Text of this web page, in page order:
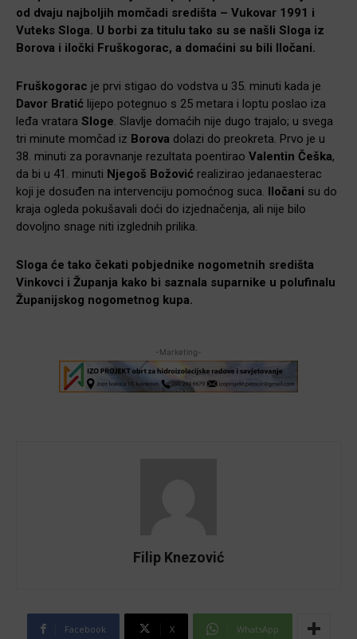
od dvaju najboljih momčadi središta – Vukovar 1991 i
Vuteks Sloga. U borbi za titulu tako su se našli Sloga iz
Borova i iločki Fruškogorac, a domaćini su bili Iločani.
Fruškogorac je prvi stigao do vodstva u 35. minuti kada je
Davor Bratić lijepo potegnuo s 25 metara i loptu poslao iza
leđa vratara Sloge . Slavlje domaćih nije dugo trajalo; u svega
tri minute momčad iz Borova dolazi do preokreta. Prvo je u
38. minuti za poravnanje rezultata poentirao Valentin Češka,
da bi u 41. minuti Njegoš Božović realizirao jedanaesterac
koji je dosuđen na intervenciju pomoćnog suca. Iločani su do
kraja ogleda pokušavali doći do izjednačenja, ali nije bilo
dovoljno snage niti izglednih prilika.
Sloga će tako čekati pobjednike nogometnih središta
Vinkovci i Županja kako bi saznala suparnike u polufinalu
Županijskog nogometnog kupa.
-Marketing-
Filip Knezović
Facebook X WhatsApp